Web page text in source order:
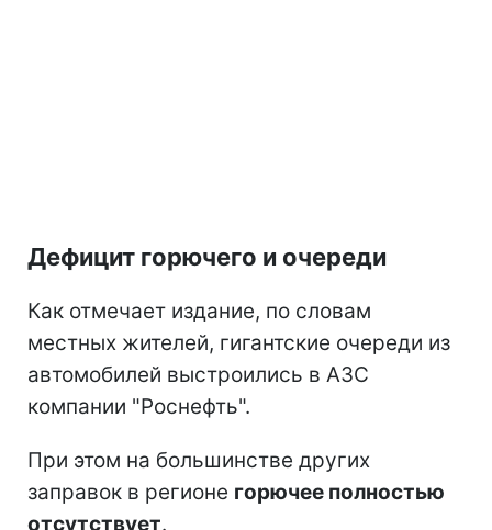
Дефицит горючего и очереди
Как отмечает издание, по словам
местных жителей, гигантские очереди из
автомобилей выстроились в АЗС
компании "Роснефть".
При этом на большинстве других
заправок в регионе горючее полностью
отсутствует.